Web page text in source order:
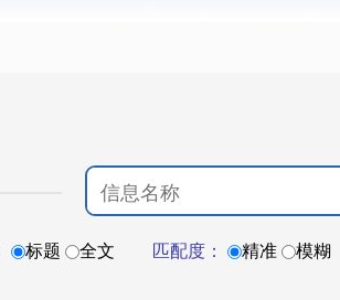
标题 全文 匹配度： 精准 模糊